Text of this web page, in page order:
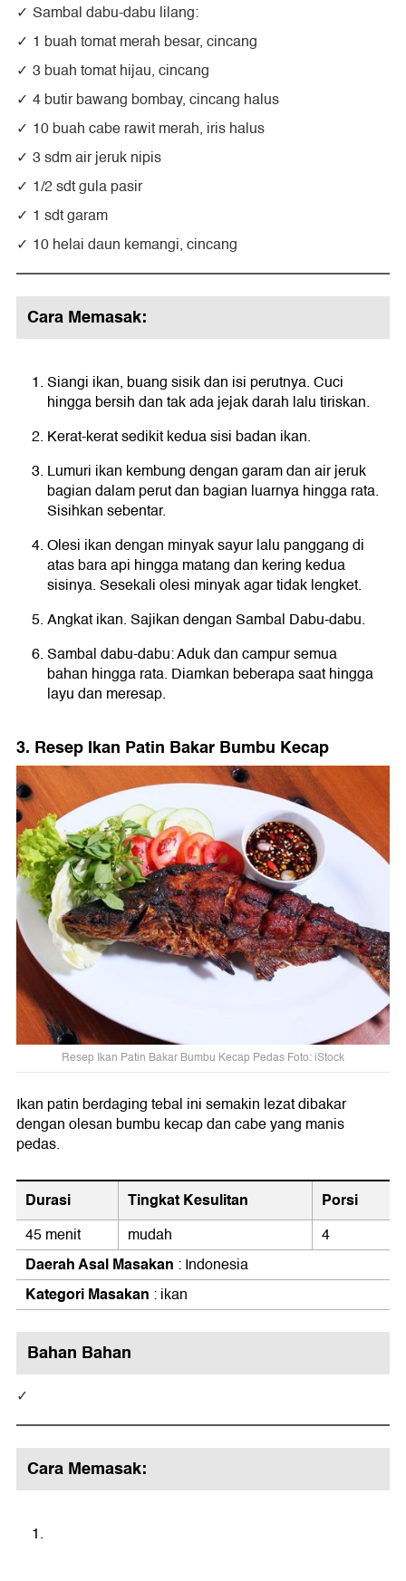
Sambal dabu-dabu lilang:
1 buah tomat merah besar, cincang
3 buah tomat hijau, cincang
4 butir bawang bombay, cincang halus
10 buah cabe rawit merah, iris halus
3 sdm air jeruk nipis
1/2 sdt gula pasir
1 sdt garam
10 helai daun kemangi, cincang
Cara Memasak:
Siangi ikan, buang sisik dan isi perutnya. Cuci
hingga bersih dan tak ada jejak darah lalu tiriskan.
Kerat-kerat sedikit kedua sisi badan ikan.
Lumuri ikan kembung dengan garam dan air jeruk
bagian dalam perut dan bagian luarnya hingga rata.
Sisihkan sebentar.
Olesi ikan dengan minyak sayur lalu panggang di
atas bara api hingga matang dan kering kedua
sisinya. Sesekali olesi minyak agar tidak lengket.
Angkat ikan. Sajikan dengan Sambal Dabu-dabu.
Sambal dabu-dabu: Aduk dan campur semua
bahan hingga rata. Diamkan beberapa saat hingga
layu dan meresap.
3. Resep Ikan Patin Bakar Bumbu Kecap
Resep Ikan Patin Bakar Bumbu Kecap Pedas Foto: iStock
Ikan patin berdaging tebal ini semakin lezat dibakar
dengan olesan bumbu kecap dan cabe yang manis
pedas.
Durasi Tingkat Kesulitan Porsi
45 menit mudah 4
Daerah Asal Masakan : Indonesia
Kategori Masakan : ikan
Bahan Bahan
Cara Memasak: